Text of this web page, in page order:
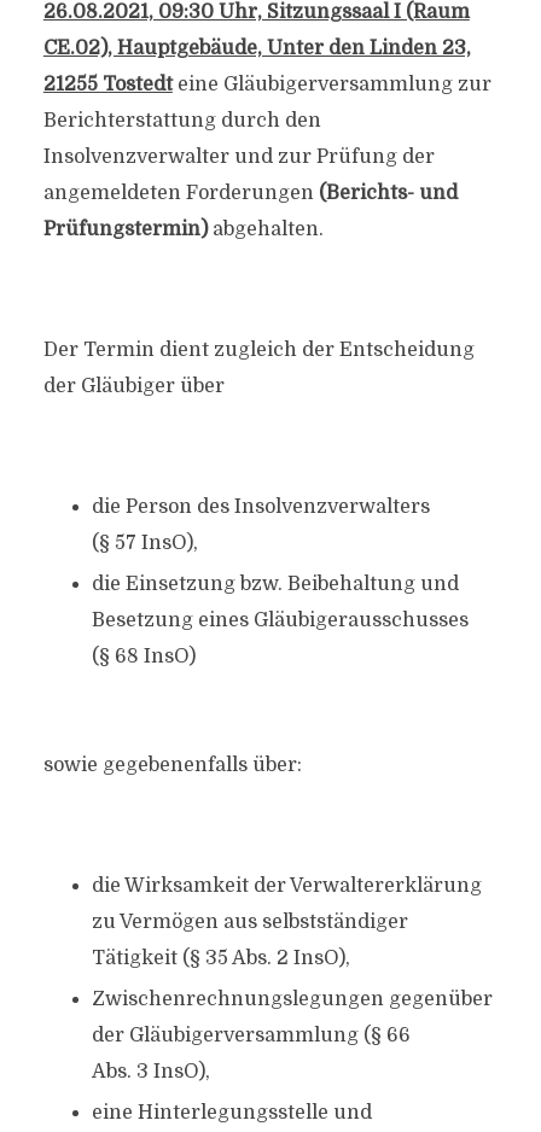
26.08.2021, 09:30 Uhr, Sitzungssaal I (Raum
CE.02), Hauptgebäude, Unter den Linden 23,
21255 Tostedteine Gläubigerversammlung zur
Berichterstattung durch den
Insolvenzverwalter und zur Prüfung der
angemeldeten Forderungen (Berichts- und
Prüfungstermin) abgehalten.
Der Termin dient zugleich der Entscheidung
der Gläubiger über
die Person des Insolvenzverwalters
(§ 57 InsO),
die Einsetzung bzw. Beibehaltung und
Besetzung eines Gläubigerausschusses
(§ 68 InsO)
sowie gegebenenfalls über:
die Wirksamkeit der Verwaltererklärung
zu Vermögen aus selbstständiger
Tätigkeit (§ 35 Abs. 2 InsO),
Zwischenrechnungslegungen gegenüber
der Gläubigerversammlung (§ 66
Abs. 3 InsO),
eine Hinterlegungsstelle und